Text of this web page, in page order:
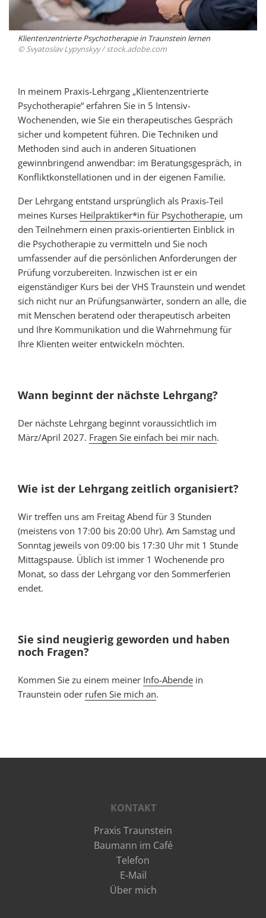
Klientenzentrierte Psychotherapie in Traunstein lernen
© Svyatoslav Lypynskyy /stock.adobe.com
In meinem Praxis-Lehrgang „Klientenzentrierte
Psychotherapie“ erfahren Sie in 5 Intensiv-
Wochenenden, wie Sie ein therapeutisches Gespräch
sicher und kompetent führen. Die Techniken und
Methoden sind auch in anderen Situationen
gewinnbringend anwendbar: im Beratungsgespräch, in
Konfliktkonstellationen und in der eigenen Familie.
Der Lehrgang entstand ursprünglich als Praxis-Teil
meines Kurses Heilpraktiker*in für Psychotherapie, um
den Teilnehmern einen praxis-orientierten Einblick in
die Psychotherapie zu vermitteln und Sie noch
umfassender auf die persönlichen Anforderungen der
Prüfung vorzubereiten. Inzwischen ist er ein
eigenständiger Kurs bei der VHS Traunstein und wendet
sich nicht nur an Prüfungsanwärter, sondern an alle, die
mit Menschen beratend oder therapeutisch arbeiten
und Ihre Kommunikation und die Wahrnehmung für
Ihre Klienten weiter entwickeln möchten.
Wann beginnt der nächste Lehrgang?
Der nächste Lehrgang beginnt voraussichtlich im
März/April 2027. Fragen Sie einfach bei mir nach.
Wie ist der Lehrgang zeitlich organisiert?
Wir treffen uns am Freitag Abend für 3 Stunden
(meistens von 17:00 bis 20:00 Uhr). Am Samstag und
Sonntag jeweils von 09:00 bis 17:30 Uhr mit 1 Stunde
Mittagspause. Üblich ist immer 1 Wochenende pro
Monat, so dass der Lehrgang vor den Sommerferien
endet.
Sie sind neugierig geworden und haben
noch Fragen?
Kommen Sie zu einem meiner Info-Abende in
Traunstein oder rufen Sie mich an.
KONTAKT
Praxis Traunstein
Baumann im Café
Telefon
E‑Mail
Über mich